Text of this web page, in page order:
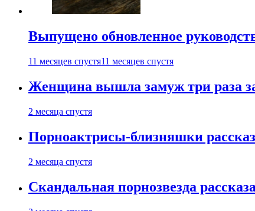
Выпущено обновленное
11 месяцев спустя11 месяцев спустя
Женщина вышла замуж три раза
2 месяца спустя
Порноактрисы-близняшки
2 месяца спустя
Скандальная порнозвезда